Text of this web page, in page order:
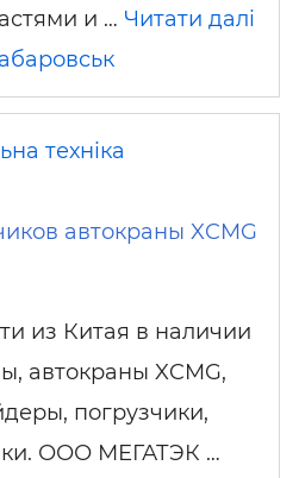
и … Читати далі
техніка
автокраны XCMG
из Китая в наличии
автокраны XCMG,
погрузчики,
ООО МЕГАТЭК …